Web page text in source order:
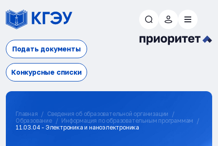
Подать документы
Конкурсные списки
Главная
Сведения об образовательной организации
Образование
Информация по образовательным программам
11.03.04 - Электроника и наноэлектроника